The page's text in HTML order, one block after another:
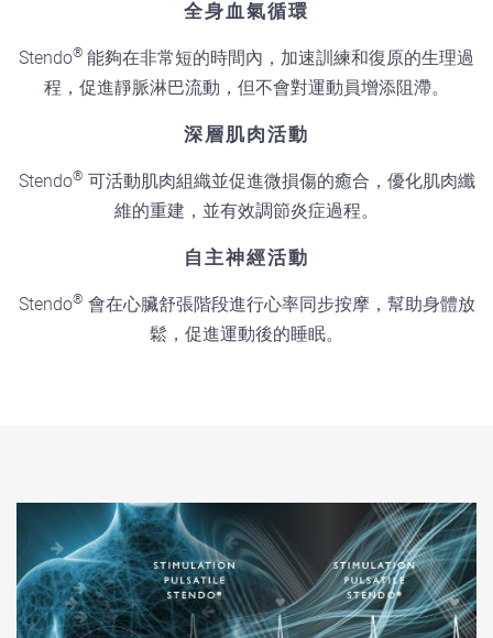
全身血氣循環
Stendo® 能夠在非常短的時間內，加速訓練和復原的生理過
程，促進靜脈淋巴流動，但不會對運動員增添阻滯。
深層肌肉活動
Stendo® 可活動肌肉組織並促進微損傷的癒合，優化肌肉纖
維的重建，並有效調節炎症過程。
自主神經活動
Stendo® 會在心臟舒張階段進行心率同步按摩，幫助身體放
鬆，促進運動後的睡眠。